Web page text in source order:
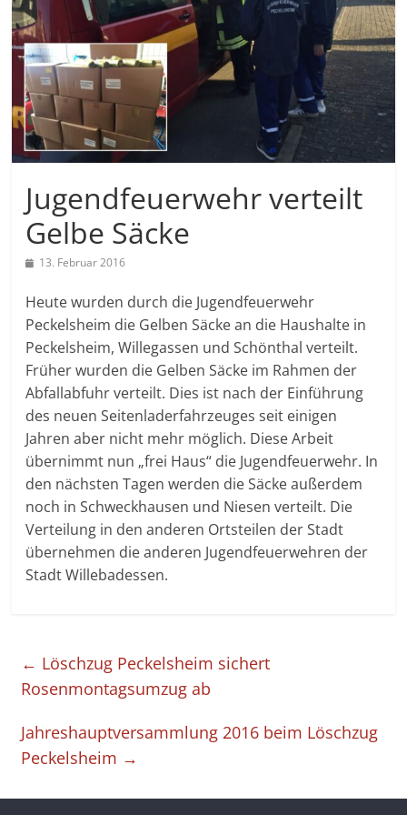
Jugendfeuerwehr verteilt
Gelbe Säcke
13. Februar 2016
Heute wurden durch die Jugendfeuerwehr
Peckelsheim die Gelben Säcke an die Haushalte in
Peckelsheim, Willegassen und Schönthal verteilt.
Früher wurden die Gelben Säcke im Rahmen der
Abfallabfuhr verteilt. Dies ist nach der Einführung
des neuen Seitenladerfahrzeuges seit einigen
Jahren aber nicht mehr möglich. Diese Arbeit
übernimmt nun „frei Haus“ die Jugendfeuerwehr. In
den nächsten Tagen werden die Säcke außerdem
noch in Schweckhausen und Niesen verteilt. Die
Verteilung in den anderen Ortsteilen der Stadt
übernehmen die anderen Jugendfeuerwehren der
Stadt Willebadessen.
← Löschzug Peckelsheim sichert
Rosenmontagsumzug ab
Jahreshauptversammlung 2016 beim Löschzug
Peckelsheim →